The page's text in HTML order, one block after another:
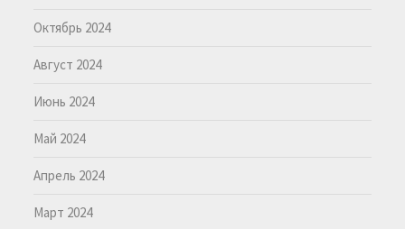
Октябрь 2024
Август 2024
Июнь 2024
Май 2024
Апрель 2024
Март 2024